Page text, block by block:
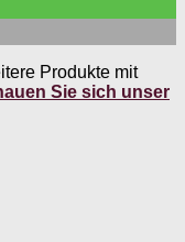
Produkte mit
Sie sich unser